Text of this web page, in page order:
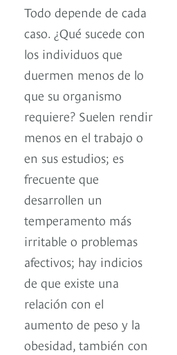
Todo depende de cada
caso. ¿Qué sucede con
los individuos que
duermen menos de lo
que su organismo
requiere? Suelen rendir
menos en el trabajo o
en sus estudios; es
frecuente que
desarrollen un
temperamento más
irritable o problemas
afectivos; hay indicios
de que existe una
relación con el
aumento de peso y la
obesidad, también con